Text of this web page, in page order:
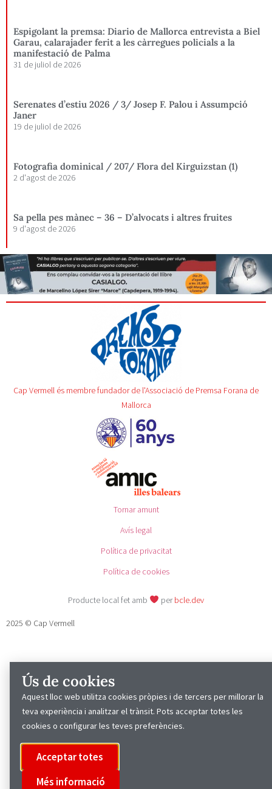
Espigolant la premsa: Diario de Mallorca entrevista a Biel
Garau, calarajader ferit a les càrregues policials a la
manifestació de Palma
31 de juliol de 2026
Serenates d’estiu 2026 / 3/ Josep F. Palou i Assumpció
Janer
19 de juliol de 2026
Fotografia dominical / 207/ Flora del Kirguizstan (1)
2 d'agost de 2026
Sa pella pes mànec – 36 – D’alvocats i altres fruites
9 d'agost de 2026
Cap Vermell és membre fundador de l'Associació de Premsa Forana de
Mallorca
Tornar amunt
Avís legal
Política de privacitat
Política de cookies
Producte local fet amb perbcle.dev
2025 © Cap Vermell
Ús de cookies
Aquest lloc web utilitza cookies pròpies i de tercers per millorar la
teva experiència i analitzar el trànsit. Pots acceptar totes les
cookies o configurar les teves preferències.
Acceptar totes
Més informació